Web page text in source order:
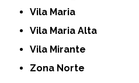
Vila Maria
Vila Maria Alta
Vila Mirante
Zona Norte